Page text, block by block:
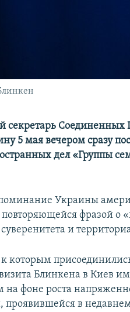
секретарь
5 мая вечером сразу
дел «Группы
Украины
повторяющейся фразой о
и
которым
Блинкена в Киев
на фоне роста
проявившейся в